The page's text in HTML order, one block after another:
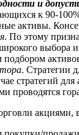
и
к 90-
активы.
. По этому
выбора
. Стратегии
стратегий
проводятся